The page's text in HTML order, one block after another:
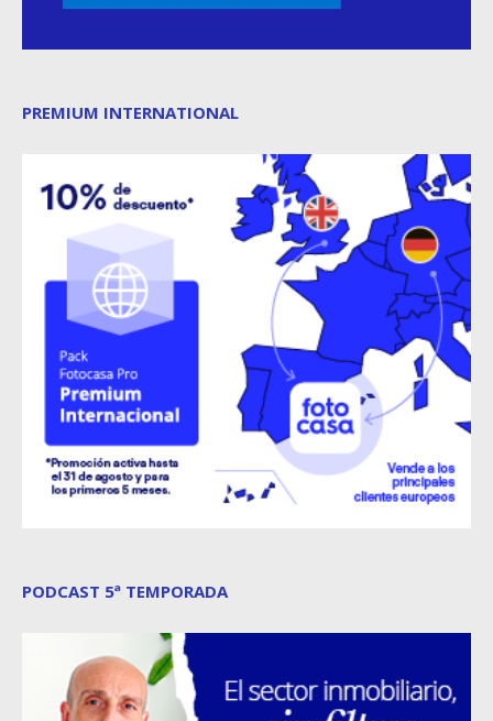
PREMIUM INTERNATIONAL
PODCAST 5ª TEMPORADA